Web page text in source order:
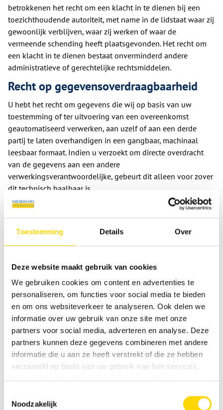
Toestemming Details Over
Deze website maakt gebruik van cookies
We gebruiken cookies om content en advertenties te
personaliseren, om functies voor social media te bieden
en om ons websiteverkeer te analyseren. Ook delen we
informatie over uw gebruik van onze site met onze
partners voor social media, adverteren en analyse. Deze
partners kunnen deze gegevens combineren met andere
informatie die u aan ze heeft verstrekt of die ze hebben
verzameld op basis van uw gebruik van hun services.
Noodzakelijk
betrokkenen het recht om een klacht in te dienen bij een
toezichthoudende autoriteit, met name in de lidstaat waar zij
gewoonlijk verblijven, waar zij werken of waar de
vermeende schending heeft plaatsgevonden. Het recht om
een klacht in te dienen bestaat onverminderd andere
administratieve of gerechtelijke rechtsmiddelen.
Recht op gegevensoverdraagbaarheid
U hebt het recht om gegevens die wij op basis van uw
toestemming of ter uitvoering van een overeenkomst
geautomatiseerd verwerken, aan uzelf of aan een derde
partij te laten overhandigen in een gangbaar, machinaal
leesbaar formaat. Indien u verzoekt om directe overdracht
van de gegevens aan een andere
verwerkingsverantwoordelijke, gebeurt dit alleen voor zover
dit technisch haalbaar is.
Informatie, correctie en verwijdering
te allen tijde recht op kosteloze informatie over uw
opgeslagen persoonsgegevens, de herkomst en ontvangers
nodig recht op correctie of verwijdering van deze gegevens.
Hiervoor en voor verdere vragen over persoonsgegevens
kunt u te allen tijde contact met ons opnemen.
Recht op beperking van de verwerking
U hebt het recht om te verzoeken om beperking van de
verwerking van uw persoonsgegevens. Hiervoor kunt u te
allen tijde contact met ons opnemen. Het recht op beperking
van de verwerking geldt in de volgende gevallen:
persoonsgegevens betwist, hebben wij doorgaans tijd nodig